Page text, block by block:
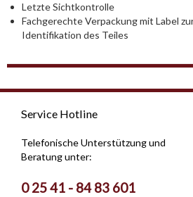
Letzte Sichtkontrolle
Fachgerechte Verpackung mit Label
Identifikation des Teiles
Service Hotline
Telefonische Unterstützung und
Beratung unter:
0 25 41 - 84 83 601